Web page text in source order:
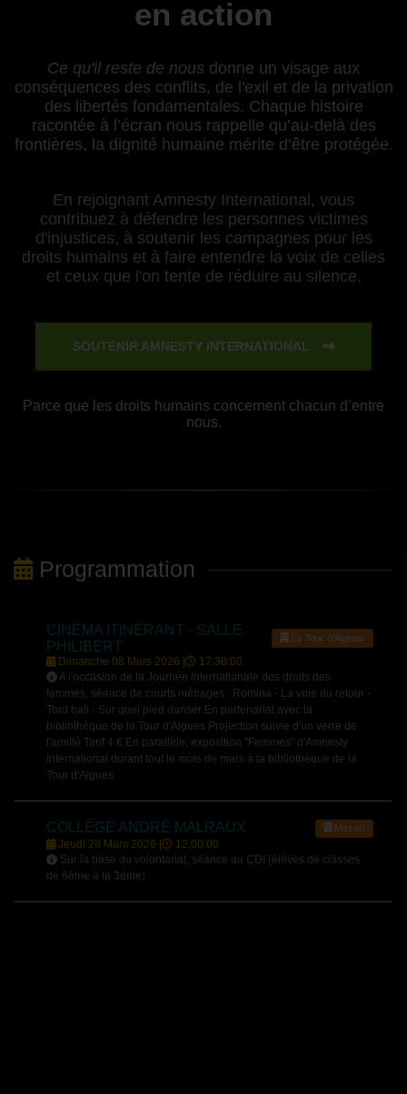
en action
Ce qu'il reste de nous donne un visage aux
conséquences des conflits, de l'exil et de la privation
des libertés fondamentales. Chaque histoire
racontée à l’écran nous rappelle qu’au-delà des
frontières, la dignité humaine mérite d’être protégée.
En rejoignant Amnesty International, vous
contribuez à défendre les personnes victimes
d'injustices, à soutenir les campagnes pour les
droits humains et à faire entendre la voix de celles
et ceux que l'on tente de réduire au silence.
SOUTENIR AMNESTY INTERNATIONAL
Parce que les droits humains concernent chacun d’entre
nous.
Programmation
CINÉMA ITINÉRANT - SALLE
PHILIBERT
La Tour d'Aigues
Dimanche 08 Mars 2026 |
17:30:00
A l'occasion de la Journée internationale des droits des
femmes, séance de courts métrages : Romina - La voie du retour -
Tord ball - Sur quel pied danser En partenariat avec la
bibliothèque de la Tour d'Aigues Projection suivie d'un verre de
l'amitié Tarif 4 € En parallèle, exposition "Femmes" d'Amnesty
International durant tout le mois de mars à la bibliothèque de la
Tour d'Aigues
COLLÈGE ANDRÉ MALRAUX Mazan
Jeudi 26 Mars 2026 |
12:00:00
Sur la base du volontariat, séance au CDI (élèves de classes
de 6ème à la 3ème)